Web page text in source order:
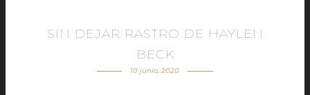
SIN DEJAR RASTRO DE HAYLEN
BECK
10 junio, 2020